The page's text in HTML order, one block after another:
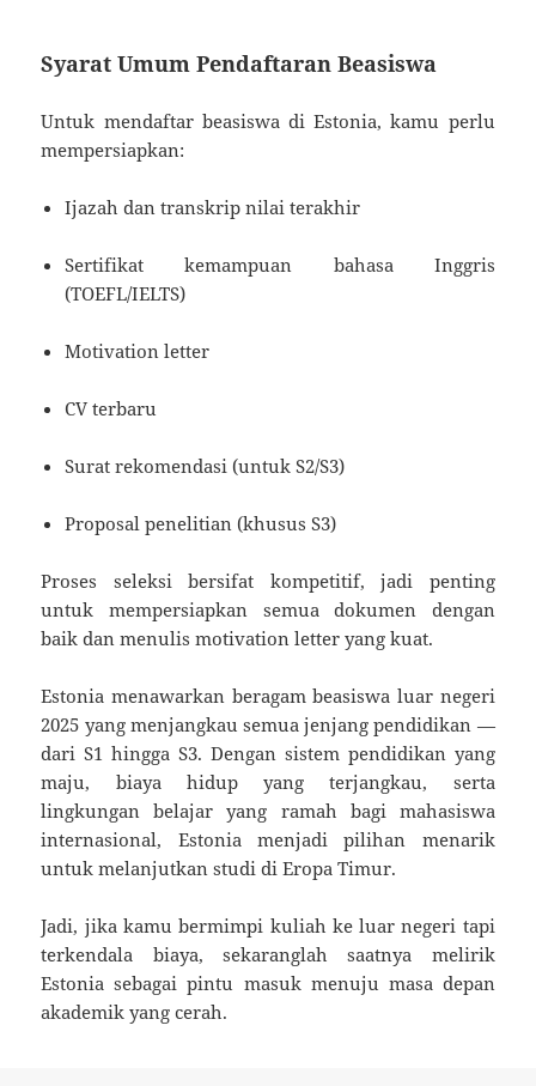
Syarat Umum Pendaftaran Beasiswa
Untuk mendaftar beasiswa di Estonia, kamu perlu
mempersiapkan:
Ijazah dan transkrip nilai terakhir
Sertifikat kemampuan bahasa Inggris
(TOEFL/IELTS)
Motivation letter
CV terbaru
Surat rekomendasi (untuk S2/S3)
Proposal penelitian (khusus S3)
Proses seleksi bersifat kompetitif, jadi penting
untuk mempersiapkan semua dokumen dengan
baik dan menulis motivation letter yang kuat.
Estonia menawarkan beragam beasiswa luar negeri
2025 yang menjangkau semua jenjang pendidikan —
dari S1 hingga S3. Dengan sistem pendidikan yang
maju, biaya hidup yang terjangkau, serta
lingkungan belajar yang ramah bagi mahasiswa
internasional, Estonia menjadi pilihan menarik
untuk melanjutkan studi di Eropa Timur.
Jadi, jika kamu bermimpi kuliah ke luar negeri tapi
terkendala biaya, sekaranglah saatnya melirik
Estonia sebagai pintu masuk menuju masa depan
akademik yang cerah.